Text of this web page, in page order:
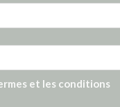
et les conditions